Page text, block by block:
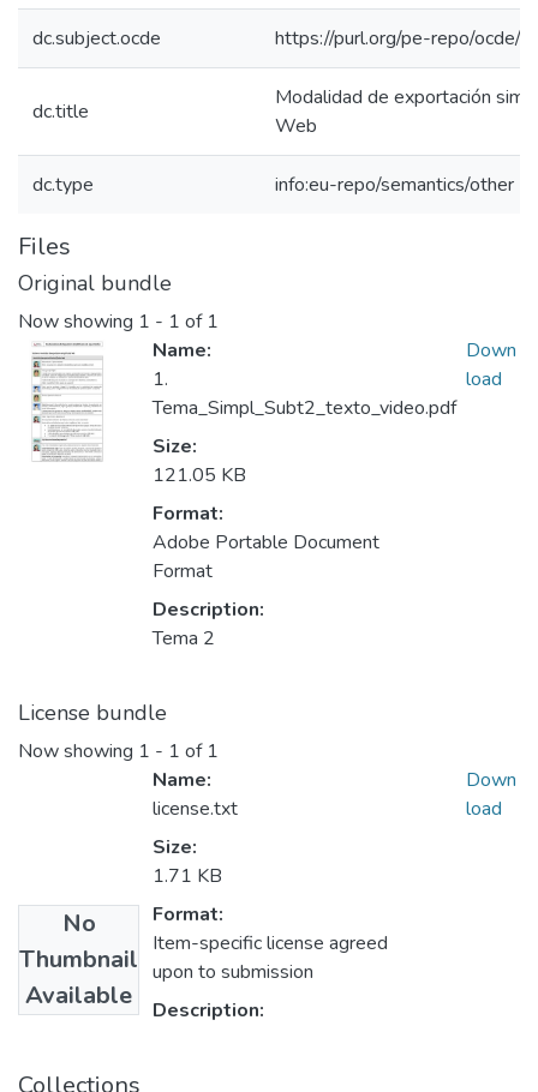
dc.subject.ocde https://purl.org/pe-repo/ocde/
dc.title
Modalidad de exportación
Web
dc.type info:eu-repo/semantics/other
Files
Original bundle
Now showing 1 - 1 of 1
Name:
1.
Tema_Simpl_Subt2_texto_video.pdf
Size:
121.05 KB
Format:
Adobe Portable Document
Format
Description:
Tema 2
Down
load
License bundle
Now showing 1 - 1 of 1
No
Thumbnail
Available
Name:
license.txt
Size:
1.71 KB
Format:
Item-specific license agreed
upon to submission
Description:
Down
load